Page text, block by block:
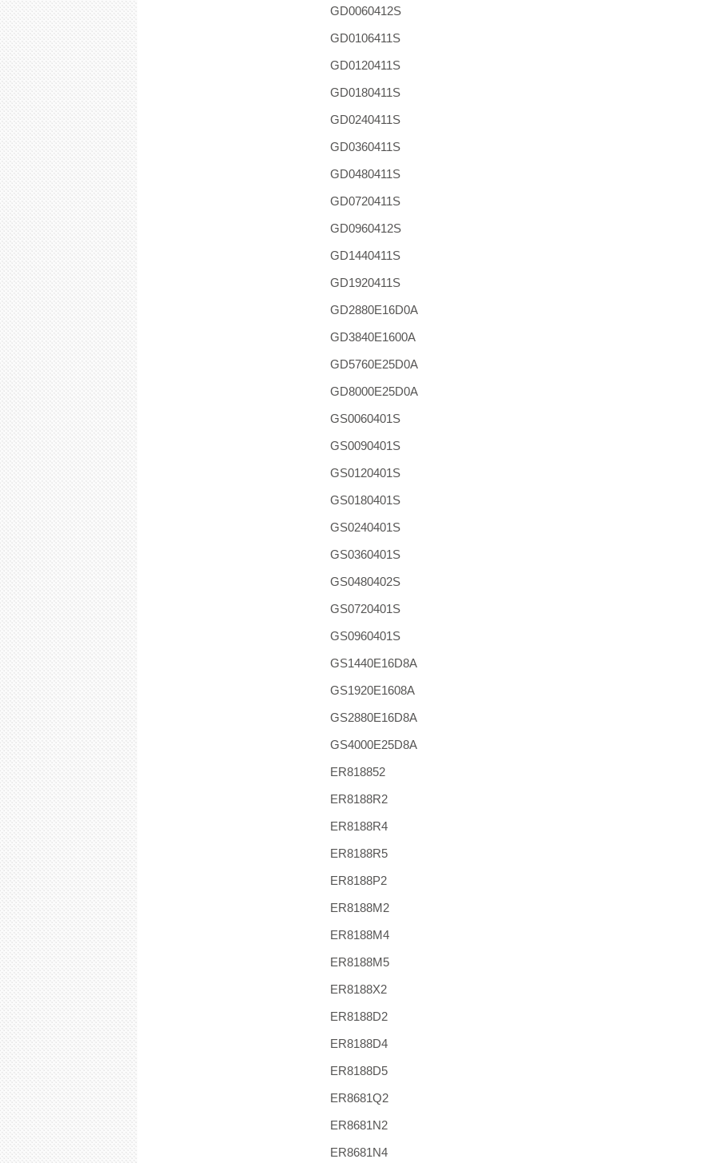
GD0060412S
GD0106411S
GD0120411S
GD0180411S
GD0240411S
GD0360411S
GD0480411S
GD0720411S
GD0960412S
GD1440411S
GD1920411S
GD2880E16D0A
GD3840E1600A
GD5760E25D0A
GD8000E25D0A
GS0060401S
GS0090401S
GS0120401S
GS0180401S
GS0240401S
GS0360401S
GS0480402S
GS0720401S
GS0960401S
GS1440E16D8A
GS1920E1608A
GS2880E16D8A
GS4000E25D8A
ER818852
ER8188R2
ER8188R4
ER8188R5
ER8188P2
ER8188M2
ER8188M4
ER8188M5
ER8188X2
ER8188D2
ER8188D4
ER8188D5
ER8681Q2
ER8681N2
ER8681N4